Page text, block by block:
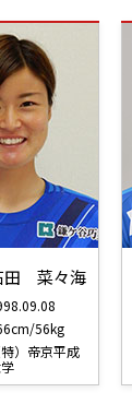
田 菜々海
56kg
特）帝京平成